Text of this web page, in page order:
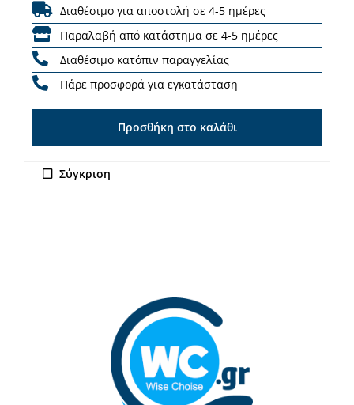
Διαθέσιμο για αποστολή σε 4-5 ημέρες
Παραλαβή από κατάστημα σε 4-5 ημέρες
Διαθέσιμο κατόπιν παραγγελίας
Πάρε προσφορά για εγκατάσταση
Προσθήκη στο καλάθι
Σύγκριση